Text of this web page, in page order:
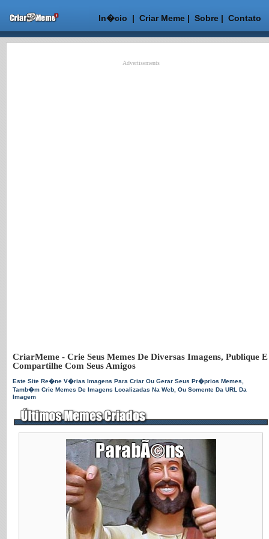
In�cio | Criar Meme| Sobre| Contato
Advertisements
CriarMeme - Crie Seus Memes De Diversas Imagens, Publique E
Compartilhe Com Seus Amigos
Este Site Re�ne V�rias Imagens Para Criar Ou Gerar Seus Pr�prios Memes,
Tamb�m Crie Memes De Imagens Localizadas Na Web, Ou Somente Da URL Da
Imagem